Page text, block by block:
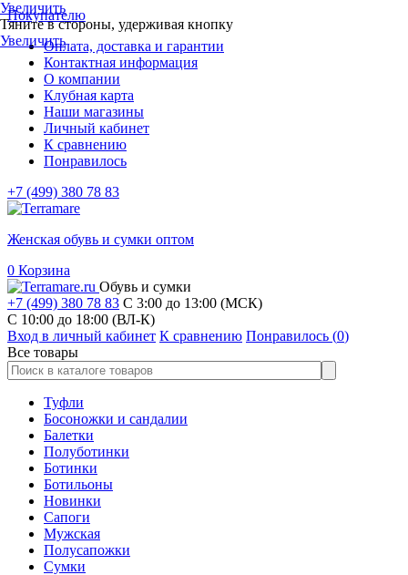
Покупателю
Оплата, доставка и гарантии
Контактная информация
О компании
Клубная карта
Наши магазины
Личный кабинет
К сравнению
Понравилось
+7 (499) 380 78 83
Женская обувь и сумки оптом
0 Корзина
Обувь и сумки
+7 (499) 380 78 83 С 3:00 до 13:00 (МСК)
C 10:00 до 18:00 (ВЛ-К)
Вход в личный кабинет К сравнению Понравилось (0)
Все товары
Туфли
Босоножки и сандалии
Балетки
Полуботинки
Ботинки
Ботильоны
Новинки
Сапоги
Мужская
Полусапожки
Сумки
Увеличить
Тяните в стороны, удерживая кнопку
Увеличить